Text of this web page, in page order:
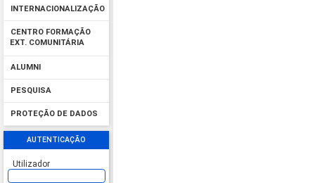
INTERNACIONALIZAÇÃO
CENTRO FORMAÇÃO
EXT. COMUNITÁRIA
ALUMNI
PESQUISA
PROTEÇÃO DE DADOS
AUTENTICAÇÃO
Utilizador